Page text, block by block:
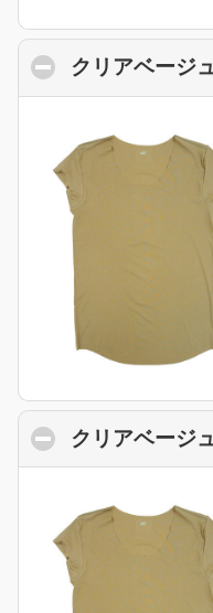
クリアベー
クリアベー